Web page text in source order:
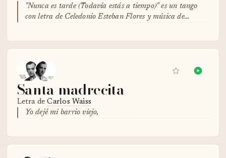
"Nunca es tarde (Todavía estás a tiempo)" es un tango
con letra de Celedonio Esteban Flores y música de…
Santa madrecita
Letra deCarlos Waiss
Yo dejé mi barrio viejo,